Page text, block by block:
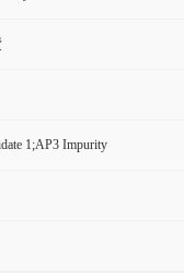
1;AP3 Impurity